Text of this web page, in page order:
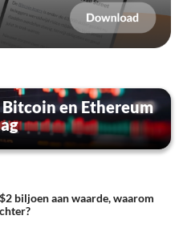
en Ethereum
biljoen aan waarde, waarom